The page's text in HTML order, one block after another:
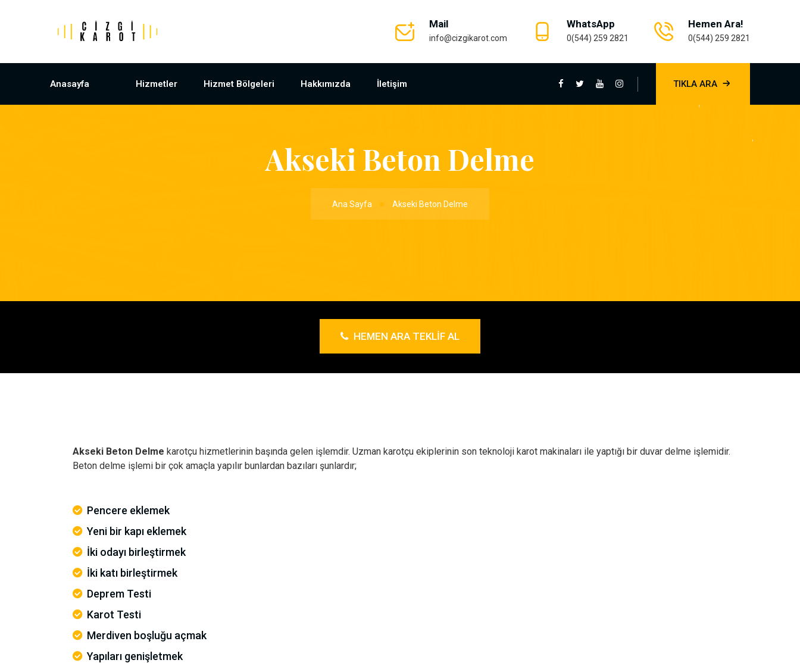
Mail
info@cizgikarot.com
WhatsApp
0(544) 259 2821
Hemen Ara!
0(544) 259 2821
Anasayfa Hizmetler Hizmet Bölgeleri Hakkımızda İletişim TIKLA ARA
Akseki Beton Delme
Ana Sayfa Akseki Beton Delme
HEMEN ARA TEKLIF AL
Akseki Beton Delme karotçu hizmetlerinin başında gelen işlemdir. Uzman karotçu ekiplerinin son teknoloji karot makinaları ile yaptığı bir duvar delme işlemidir.
Beton delme işlemi bir çok amaçla yapılır bunlardan bazıları şunlardır;
Pencere eklemek
Yeni bir kapı eklemek
İki odayı birleştirmek
İki katı birleştirmek
Deprem Testi
Karot Testi
Merdiven boşluğu açmak
Yapıları genişletmek